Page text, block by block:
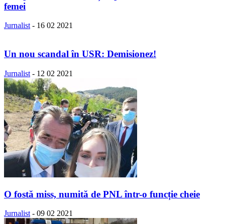
femei
Jurnalist - 16 02 2021
Un nou scandal în USR: Demisionez!
Jurnalist - 12 02 2021
O fostă miss, numită de PNL într-o funcție cheie
Jurnalist - 09 02 2021